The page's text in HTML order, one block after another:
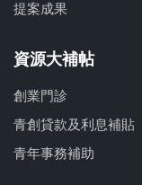
提案成果
資源大補帖
創業門診
青創貸款及利息補貼
青年事務補助